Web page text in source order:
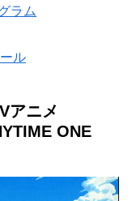
ラム
ル
アニメ
ONE